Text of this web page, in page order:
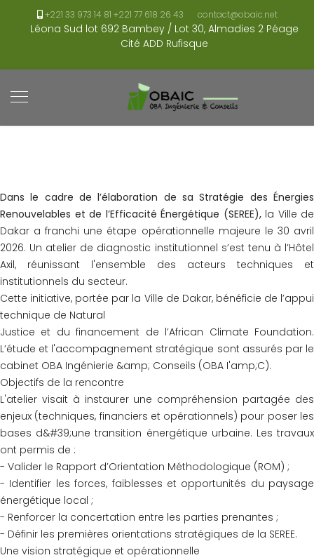
+221 33 973 14 81 +221 77 618 26 43 contact@obaic.net
Léona Sud lot 692 Bambey / Lot 30, Almadies 2 Péage
Cité ADD Rufisque
Dans le cadre de l’élaboration de sa Stratégie des Énergies
Renouvelables et de l’Efficacité Énergétique (SEREE),la Ville de
Dakar a franchi une étape opérationnelle majeure le 30 avril
2026. Un atelier de diagnostic institutionnel s’est tenu à l’Hôtel
Axil, réunissant l'ensemble des acteurs techniques et
institutionnels du secteur.
Cette initiative, portée par la Ville de Dakar, bénéficie de l’appui
technique de Natural
Justice et du financement de l’African Climate Foundation.
L’étude et l'accompagnement stratégique sont assurés par le
cabinet OBA Ingénierie &amp; Conseils (OBA I'amp;C).
Objectifs de la rencontre
L'atelier visait à instaurer une compréhension partagée des
enjeux (techniques, financiers et opérationnels) pour poser les
bases d&#39;une transition énergétique urbaine. Les travaux
ont permis de :
- Valider le Rapport d’Orientation Méthodologique (ROM) ;
- Identifier les forces, faiblesses et opportunités du paysage
énergétique local ;
- Renforcer la concertation entre les parties prenantes ;
- Définir les premières orientations stratégiques de la SEREE.
Une vision stratégique et opérationnelle